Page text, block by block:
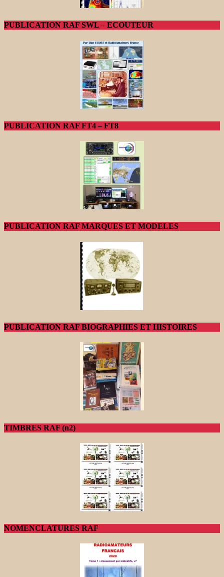
PUBLICATION RAF SWL – ECOUTEUR
PUBLICATION RAF FT4 – FT8
PUBLICATION RAF MARQUES ET MODELES
PUBLICATION RAF BIOGRAPHIES ET HISTOIRES
TIMBRES RAF (n2)
NOMENCLATURES RAF